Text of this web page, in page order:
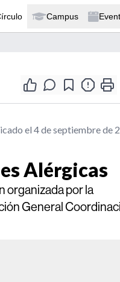
Campus
el 4 de septiembre de
Alérgicas
organizada por la
General